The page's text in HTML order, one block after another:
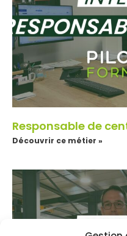
Responsable de
Découvrir ce métier »